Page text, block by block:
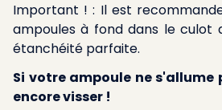
Important ! : Il est
ampoules à fond dans le culot
étanchéité parfaite.
Si votre ampoule ne
encore visser !